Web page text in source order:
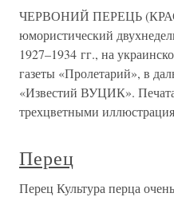
ЧЕРВОНИЙ ПЕРЕЦЬ
юмористический
1927–1934 гг., на
газеты «Пролетарий», в
«Известий ВУЦИК».
трехцветными
Перец
Перец Культура перца